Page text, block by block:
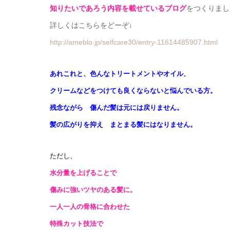
知りたいであろう内容を載せているブログをつくりま
詳しくはこちらをどーぞ↓
http://ameblo.jp/selfcare30/entry-11614485907.html
あれこれと、色んなトリートメントやオイル、
クリームなどをつけても良くならないと悩んでいる方。
残念ながら 傷んだ髪は元には戻りません。
髪の広がりを抑え まとまる髪にはなりません。
ただし、
水分量を上げることで
傷みに強いツヤのある髪に。
一人一人の骨格に合わせた
特殊カット技法で